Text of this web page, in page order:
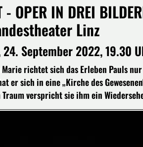
- OPER IN DREI
Linz
September 2022, 19.30
Marie richtet sich das Erleben Pauls
er sich in eine „Kirche des
verspricht sie ihm ein